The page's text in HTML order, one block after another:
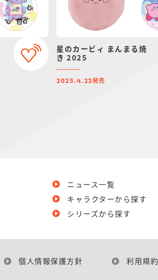
星のカービィ まんまる焼
き 2025
2025.4.22発売
ニュース一覧
キャラクターから探す
シリーズから探す
個人情報保護方針 利用規約